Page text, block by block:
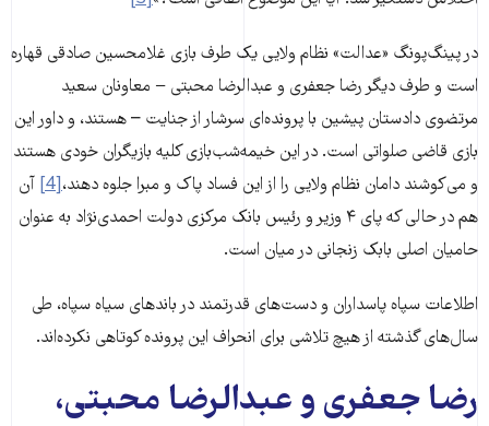
در پینگ‌پونگ «عدالت» نظام ولایی یک طرف بازی غلامحسین صادقی قهاره
است و طرف دیگر رضا جعفری و عبدالرضا محبتی − معاونان سعید
مرتضوی دادستان پیشین با پرونده‌ای سرشار از جنایت – هستند، و داور این
بازی قاضی صلواتی است. در این خیمه‌شب‌بازی کلیه بازیگران خودی هستند
و می‌کوشند دامان نظام ولایی را از این فساد پاک و مبرا جلوه دهند،[4]
آن
هم در حالی که پای ۴ وزیر و رئیس بانک مرکزی دولت احمدی‌نژاد به عنوان
حامیان اصلی بابک زنجانی در میان است.
اطلاعات سپاه پاسداران و دست‌های قدرتمند در باندهای سیاه سپاه، طی
سال‌های گذشته از هیچ تلاشی برای انحراف این پرونده کوتاهی نکرده‌اند.
رضا جعفری و عبدالرضا محبتی،